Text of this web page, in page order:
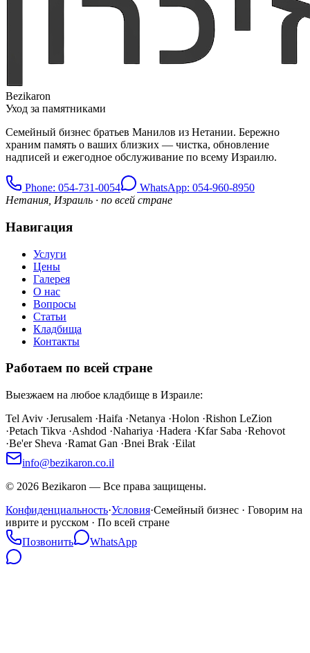
Bezikaron
Уход за памятниками
Семейный бизнес братьев Манилов из Нетании. Бережно
храним память о ваших близких — чистка, обновление
надписей и ежегодное обслуживание по всему Израилю.
Phone: 054-731-0054
WhatsApp: 054-960-8950
Нетания, Израиль · по всей стране
Навигация
Услуги
Цены
Галерея
О нас
Вопросы
Статьи
Кладбища
Контакты
Работаем по всей стране
Выезжаем на любое кладбище в Израиле:
Tel Aviv ·Jerusalem ·Haifa ·Netanya ·Holon ·Rishon LeZion
·Petach Tikva ·Ashdod ·Nahariya ·Hadera ·Kfar Saba ·Rehovot
·Be'er Sheva ·Ramat Gan ·Bnei Brak ·Eilat
info@bezikaron.co.il
© 2026 Bezikaron — Все права защищены.
Конфиденциальность·Условия·Семейный бизнес · Говорим на
иврите и русском · По всей стране
Позвонить
WhatsApp